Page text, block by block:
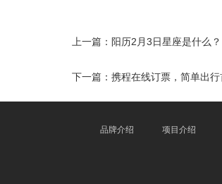
上一篇： 阳历2月3日星座是什么？
下一篇： 携程在线订票，简单出行
品牌介绍 项目介绍